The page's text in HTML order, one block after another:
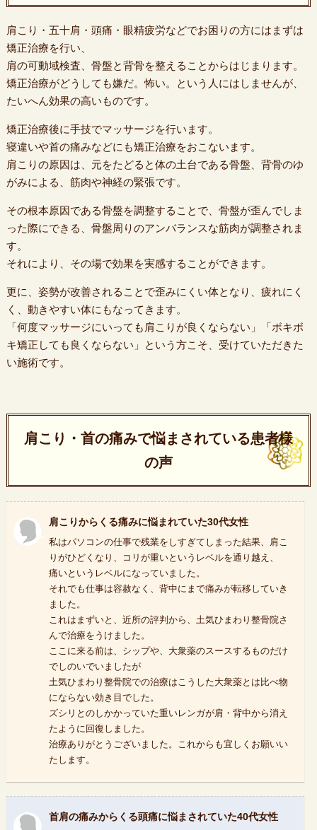
肩こり・五十肩・頭痛・眼精疲労などでお困りの方にはまずは
矯正治療を行い、
肩の可動域検査、骨盤と背骨を整えることからはじまります。
矯正治療がどうしても嫌だ。怖い。という人にはしませんが、
たいへん効果の高いものです。
矯正治療後に手技でマッサージを行います。
寝違いや首の痛みなどにも矯正治療をおこないます。
肩こりの原因は、元をたどると体の土台である骨盤、背骨のゆ
がみによる、筋肉や神経の緊張です。
その根本原因である骨盤を調整することで、骨盤が歪んでしま
った際にできる、骨盤周りのアンバランスな筋肉が調整されま
す。
それにより、その場で効果を実感することができます。
更に、姿勢が改善されることで歪みにくい体となり、疲れにく
く、動きやすい体にもなってきます。
「何度マッサージにいっても肩こりが良くならない」「ボキボ
キ矯正しても良くならない」という方こそ、受けていただきた
い施術です。
肩こり・首の痛みで悩まされている患者様
の声
肩こりからくる痛みに悩まれていた30代女性
私はパソコンの仕事で残業をしすぎてしまった結果、肩こ
りがひどくなり、コリが重いというレベルを通り越え、
痛いというレベルになっていました。
それでも仕事は容赦なく、背中にまで痛みが転移していき
ました。
これはまずいと、近所の評判から、土気ひまわり整骨院さ
んで治療をうけました。
ここに来る前は、シップや、大衆薬のスースするものだけ
でしのいでいましたが
土気ひまわり整骨院での治療はこうした大衆薬とは比べ物
にならない効き目でした。
ズシリとのしかかっていた重いレンガが肩・背中から消え
たように回復しました。
治療ありがとうございました。これからも宜しくお願いい
たします。
首肩の痛みからくる頭痛に悩まされていた40代女性